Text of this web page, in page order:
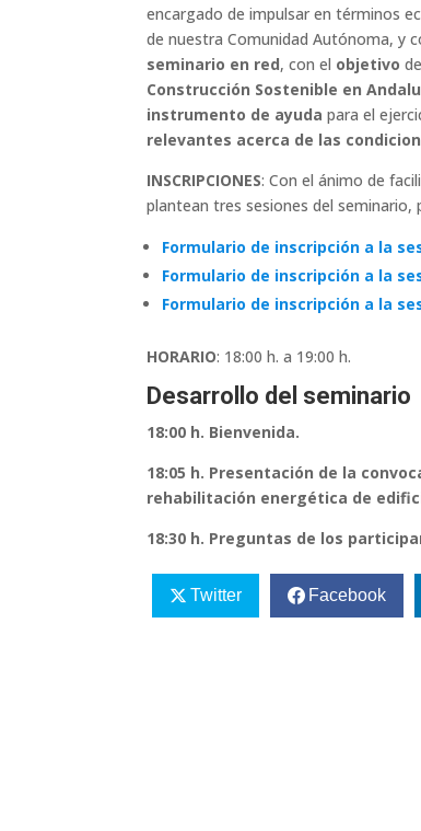
encargado de impulsar en términos
de nuestra Comunidad Autónoma, y
seminario en red, con el objetivode
Construcción Sostenible en
instrumento de ayuda para el
relevantes acerca de las
INSCRIPCIONES: Con el ánimo de
plantean tres sesiones del
Formulario de inscripción a la
Formulario de inscripción a la
Formulario de inscripción a la
HORARIO: 18:00 h. a 19:00 h.
Desarrollo del seminario
18:00 h. Bienvenida.
18:05 h. Presentación de la
rehabilitación energética de
18:30 h. Preguntas de los
Twitter Facebook